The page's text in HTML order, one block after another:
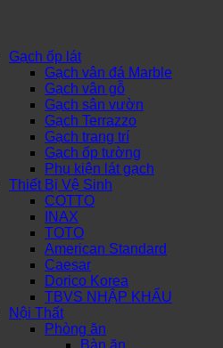
Gạch ốp lát
Gạch vân đá Marble
Gạch vân gỗ
Gạch sân vườn
Gạch Terrazzo
Gạch trang trí
Gạch ốp tường
Phụ kiện lát gạch
Thiết Bị Vệ Sinh
COTTO
INAX
TOTO
American Standard
Caesar
Dorico Korea
TBVS NHẬP KHẨU
Nội Thất
Phòng ăn